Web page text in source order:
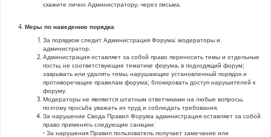
скажите лично Администратору, через письма.
Меры по наведению порядка
За порядком следит Администрация Форума: модераторы и
администратор.
Администрация оставляет за собой право переносить темы и отдельные
посты, не соответствующие тематике форума, в подходящий форум;
закрывать или удалять темы, нарушающие установленный порядок и
противоречащие правилам форума; блокировать доступ нарушителей к
форуму.
Модераторы не являются штатным ответчиками на любые вопросы,
поэтому просьба уважать их труд и соблюдать требования.
За нарушение Свода Правил Форума администрация оставляет за собой
право применять следующие санкции:
- За нарушения Правил пользователь получает замечание или